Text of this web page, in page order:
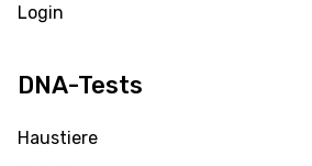
Login
DNA-Tests
Haustiere